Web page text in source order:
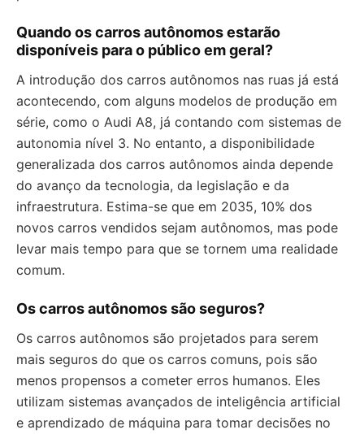
Quando os carros autônomos estarão
disponíveis para o público em geral?
A introdução dos carros autônomos nas ruas já está
acontecendo, com alguns modelos de produção em
série, como o Audi A8, já contando com sistemas de
autonomia nível 3. No entanto, a disponibilidade
generalizada dos carros autônomos ainda depende
do avanço da tecnologia, da legislação e da
infraestrutura. Estima-se que em 2035, 10% dos
novos carros vendidos sejam autônomos, mas pode
levar mais tempo para que se tornem uma realidade
comum.
Os carros autônomos são seguros?
Os carros autônomos são projetados para serem
mais seguros do que os carros comuns, pois são
menos propensos a cometer erros humanos. Eles
utilizam sistemas avançados de inteligência artificial
e aprendizado de máquina para tomar decisões no